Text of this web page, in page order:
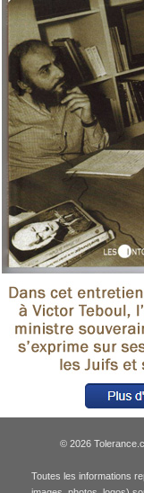
© 2026
Toutes les informations